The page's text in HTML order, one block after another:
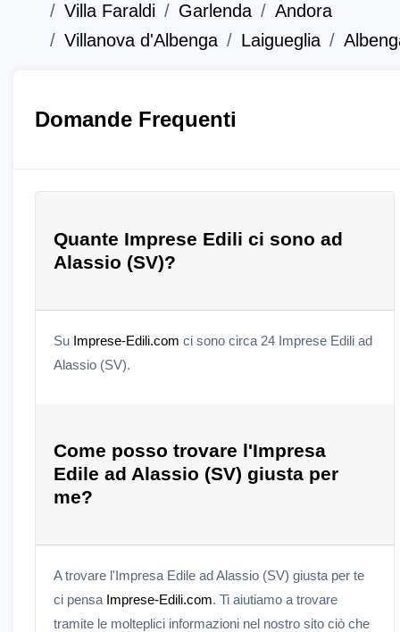
Villa Faraldi Garlenda
Andora
Villanova d'Albenga
Laigueglia
Domande Frequenti
Quante Imprese Edili ci sono ad
Alassio (SV)?
Su Imprese-Edili.com ci sono circa 24 Imprese Edili ad
Alassio (SV).
Come posso trovare l'Impresa
Edile ad Alassio (SV) giusta per
me?
A trovare l'Impresa Edile ad Alassio (SV) giusta per te
ci pensa Imprese-Edili.com. Ti aiutiamo a trovare
tramite le molteplici informazioni nel nostro sito ciò che